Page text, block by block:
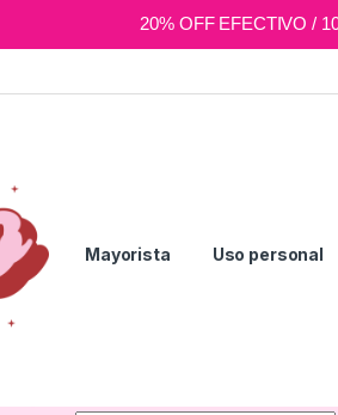
20% OFF EFECTIVO /
Mayorista Uso personal